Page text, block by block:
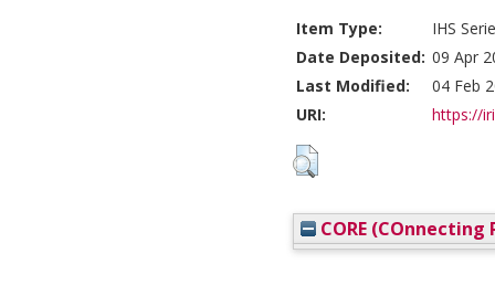
Item Type:
IHS
Date Deposited: 09 Apr
Last Modified:
04 Feb
URI:
https://
CORE (COnnecting